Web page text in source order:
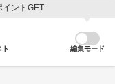
イントGET
編集モード